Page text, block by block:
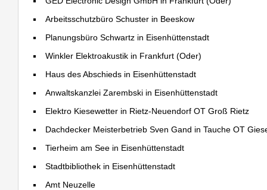
Arbeitsschutzbüro Schuster in Beeskow
Planungsbüro Schwartz in Eisenhüttenstadt
Winkler Elektroakustik in Frankfurt (Oder)
Haus des Abschieds in Eisenhüttenstadt
Anwaltskanzlei Zarembski in Eisenhüttenstadt
Elektro Kiesewetter in Rietz-Neuendorf OT Groß Rietz
Dachdecker Meisterbetrieb Sven Gand in Tauche OT
Tierheim am See in Eisenhüttenstadt
Stadtbibliothek in Eisenhüttenstadt
Amt Neuzelle